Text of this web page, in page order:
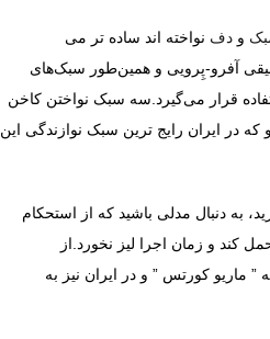
و دف نواخته اند ساده تر می
آفرو-پِرویی و همین‌طور سبک‌های
قرار می‌گیرد.سه سبک نواختن کاخن
که در ایران رایج ترین سبک نوازندگی این
به دنبال مدلی باشید که از استحکام
کند و زمان اجرا لیز نخورد.از
” ماریو کورتس ” و در ایران نیز به